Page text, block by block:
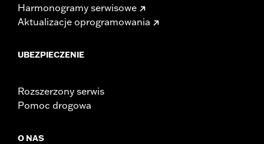
Harmonogramy serwisowe
Aktualizacje oprogramowania
UBEZPIECZENIE
Rozszerzony serwis
Pomoc drogowa
O NAS